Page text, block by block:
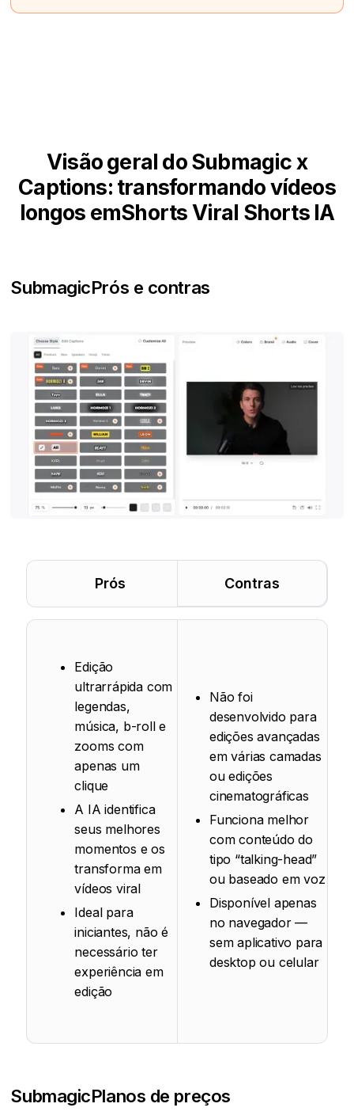
Visão geral do Submagic x
Captions: transformando vídeos
longos emShorts Viral Shorts IA
SubmagicPrós e contras
Prós Contras
Edição
ultrarrápida com
legendas,
música, b-roll e
zooms com
apenas um
clique
A IA identifica
seus melhores
momentos e os
transforma em
vídeos viral
Ideal para
iniciantes, não é
necessário ter
experiência em
edição
Não foi
desenvolvido para
edições avançadas
em várias camadas
ou edições
cinematográficas
Funciona melhor
com conteúdo do
tipo “talking-head”
ou baseado em voz
Disponível apenas
no navegador —
sem aplicativo para
desktop ou celular
SubmagicPlanos de preços